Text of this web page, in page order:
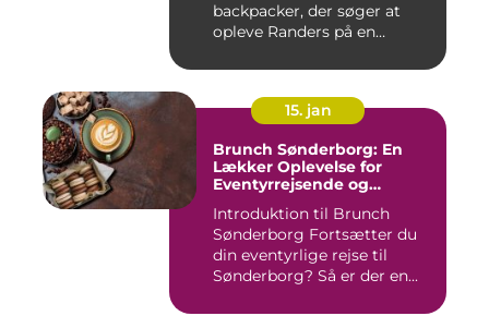
backpacker, der søger at
opleve Randers på en
15. jan
Brunch Sønderborg: En
Lækker Oplevelse for
Eventyrrejsende og
Introduktion til Brunch
Sønderborg Fortsætter du
din eventyrlige rejse til
Sønderborg? Så er der en...